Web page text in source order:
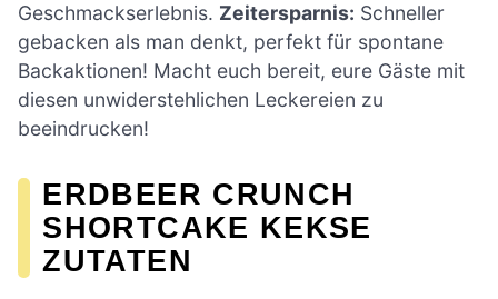
Geschmackserlebnis. Zeitersparnis: Schneller
gebacken als man denkt, perfekt für spontane
Backaktionen! Macht euch bereit, eure Gäste mit
diesen unwiderstehlichen Leckereien zu
beeindrucken!
ERDBEER CRUNCH
SHORTCAKE KEKSE
ZUTATEN